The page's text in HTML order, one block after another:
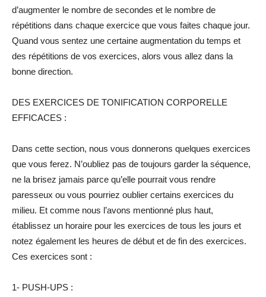
d’augmenter le nombre de secondes et le nombre de
répétitions dans chaque exercice que vous faites chaque jour.
Quand vous sentez une certaine augmentation du temps et
des répétitions de vos exercices, alors vous allez dans la
bonne direction.
DES EXERCICES DE TONIFICATION CORPORELLE
EFFICACES :
Dans cette section, nous vous donnerons quelques exercices
que vous ferez. N’oubliez pas de toujours garder la séquence,
ne la brisez jamais parce qu’elle pourrait vous rendre
paresseux ou vous pourriez oublier certains exercices du
milieu. Et comme nous l’avons mentionné plus haut,
établissez un horaire pour les exercices de tous les jours et
notez également les heures de début et de fin des exercices.
Ces exercices sont :
1- PUSH-UPS :